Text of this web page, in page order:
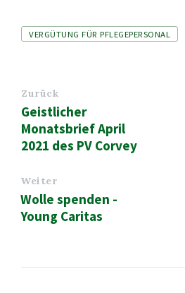
Tags
VERGÜTUNG FÜR PFLEGEPERSONAL
Zurück
Geistlicher
Monatsbrief April
2021 des PV Corvey
Weiter
Wolle spenden -
Young Caritas